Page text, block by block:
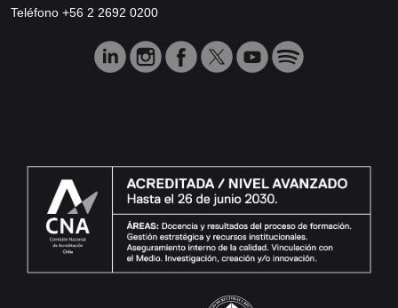
Teléfono +56 2 2692 0200